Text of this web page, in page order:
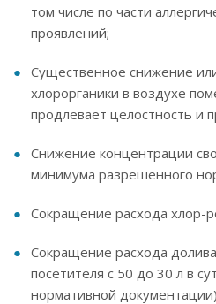
том числе по части
проявлений;
Существенное снижение
хлорорганики в воздухе
продлевает целостность и
Снижение концентрации
минимума разрешённого
Сокращение расхода хлор-
Сокращение расхода
посетителя с 50 до 30 л в
нормативной